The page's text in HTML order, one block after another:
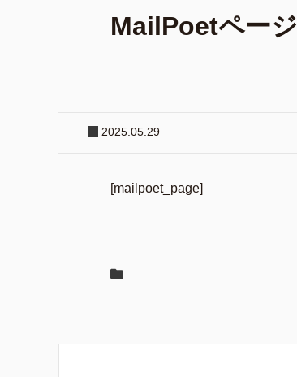
MailPoetページ
2025.05.29
[mailpoet_page]